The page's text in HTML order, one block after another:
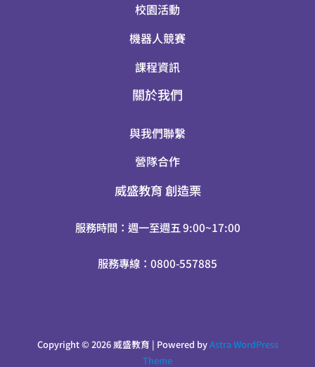
校園活動
機器人競賽
課程資訊
關於我們
與我們聯繫
營隊合作
威盛教育創造栗
服務時間：週一至週五 9:00~17:00
服務專線：0800-557885
Copyright © 2026 威盛教育 | Powered byAstra WordPress
Theme